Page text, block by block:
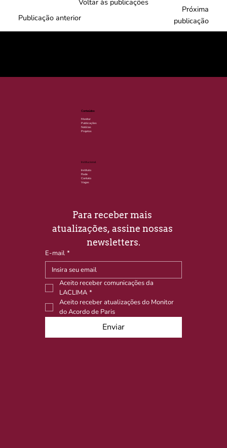
Publicação anterior
Próxima
publicação
Conteúdos
Monitor
Publicações
Notícias
Projetos
Institucional
Instituto
Rede
Contato
Vagas
Para receber mais
atualizações, assine nossas
newsletters.
E-mail *
Aceito receber comunicações da
LACLIMA *
Aceito receber atualizações do Monitor
do Acordo de Paris
Enviar